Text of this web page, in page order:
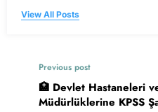
View All Posts
Previous post
🏥 Devlet Hastaneleri
Müdürlüklerine KPSS